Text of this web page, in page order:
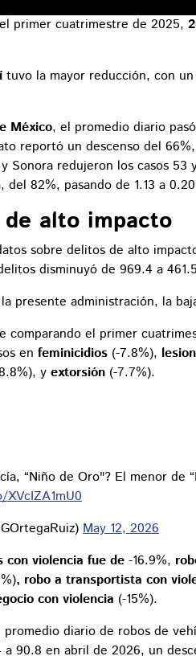
primer cuatrimestre de 2025,
tuvo la mayor reducción, con
México, el promedio diario
reportó un descenso del
Sonora redujeron los casos 53
del 82%, pasando de 1.13 a
alto impacto
sobre delitos de alto
disminuyó de 969.4 a
presente administración, la
comparando el primer
en feminicidios (-7.8%),
y extorsión (-7.7%).
“Niño de Oro"? El menor de
May 12, 2026
con violencia fue de -16.9%,
, robo a transportista con
con violencia (-15%).
diario de robos de
a 90.8 en abril de 2026, un